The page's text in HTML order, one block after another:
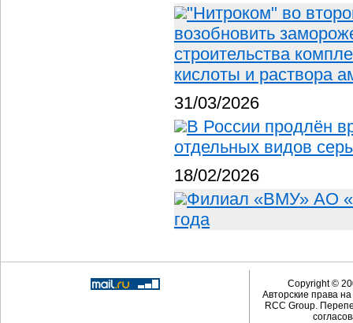
"Нитроком" во
возобновить
строительства
кислоты и раствора
31/03/2026
В России продлён
отдельных видов
18/02/2026
Филиал «ВМУ» АО
года
Copyright ©
Авторские права
RCC Group.